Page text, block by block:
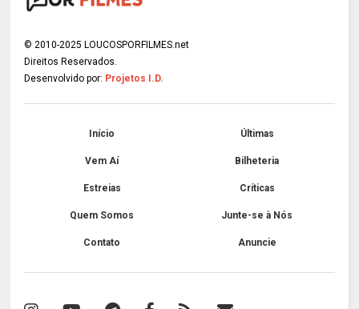
© 2010-2025 LOUCOSPORFILMES.net
Direitos Reservados.
Desenvolvido por: Projetos I.D.
Início Últimas
Vem Aí Bilheteria
Estreias Críticas
Quem Somos Junte-se à Nós
Contato Anuncie